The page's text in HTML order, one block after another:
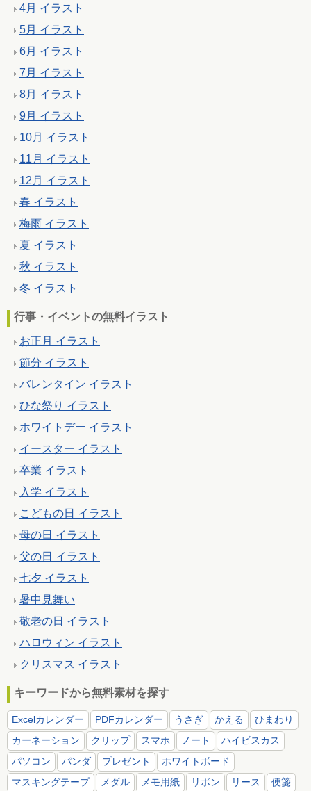
4月 イラスト
5月 イラスト
6月 イラスト
7月 イラスト
8月 イラスト
9月 イラスト
10月 イラスト
11月 イラスト
12月 イラスト
春 イラスト
梅雨 イラスト
夏 イラスト
秋 イラスト
冬 イラスト
行事・イベントの無料イラスト
お正月 イラスト
節分 イラスト
バレンタイン イラスト
ひな祭り イラスト
ホワイトデー イラスト
イースター イラスト
卒業 イラスト
入学 イラスト
こどもの日 イラスト
母の日 イラスト
父の日 イラスト
七夕 イラスト
暑中見舞い
敬老の日 イラスト
ハロウィン イラスト
クリスマス イラスト
キーワードから無料素材を探す
Excelカレンダー PDFカレンダー うさぎ かえる
ひまわり
カーネーション
クリップ スマホ ノート
ハイビスカス
パソコン
パンダ プレゼント
ホワイトボード
マスキングテープ
メダル メモ用紙 リボン リース 便箋